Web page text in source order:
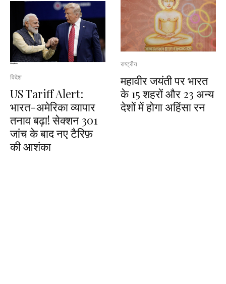
विदेश
US Tariff Alert:
भारत-अमेरिका व्यापार
तनाव बढ़ा! सेक्शन 301
जांच के बाद नए टैरिफ़
की आशंका
राष्ट्रीय
महावीर जयंती पर भारत
के 15 शहरों और 23 अन्य
देशों में होगा अहिंसा रन